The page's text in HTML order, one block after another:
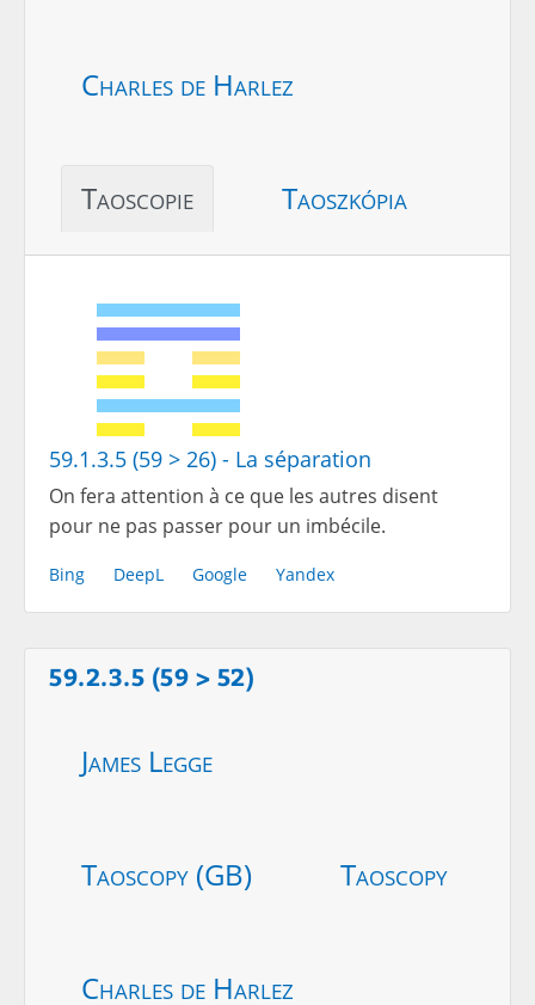
Charles de Harlez
Taoscopie Taoszkópia
59.1.3.5 (59 > 26) - La séparation
On fera attention à ce que les autres disent
pour ne pas passer pour un imbécile.
Bing DeepL Google Yandex
59.2.3.5 (59 > 52)
James Legge
Taoscopy (GB) Taoscopy
Charles de Harlez